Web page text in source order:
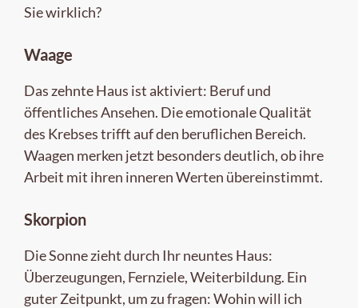
Sie wirklich?
Waage
Das zehnte Haus ist aktiviert: Beruf und
öffentliches Ansehen. Die emotionale Qualität
des Krebses trifft auf den beruflichen Bereich.
Waagen merken jetzt besonders deutlich, ob ihre
Arbeit mit ihren inneren Werten übereinstimmt.
Skorpion
Die Sonne zieht durch Ihr neuntes Haus:
Überzeugungen, Fernziele, Weiterbildung. Ein
guter Zeitpunkt, um zu fragen: Wohin will ich